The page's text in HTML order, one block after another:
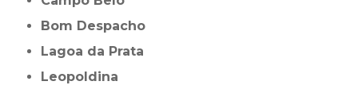
Bom Despacho
Lagoa da Prata
Leopoldina